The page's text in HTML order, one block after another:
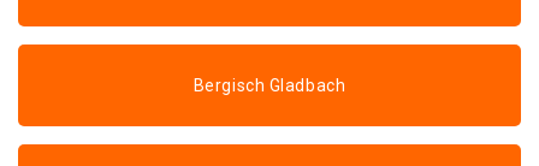
Bergisch Gladbach